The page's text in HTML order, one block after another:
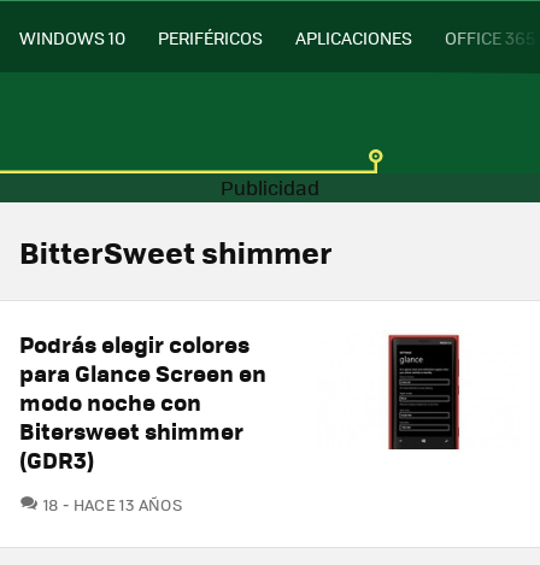
WINDOWS 10 PERIFÉRICOS APLICACIONES OFFICE 365
BitterSweet shimmer
Podrás elegir colores
para Glance Screen en
modo noche con
Bitersweet shimmer
(GDR3)
18 COMENTARIOS
HACE 13 AÑOS